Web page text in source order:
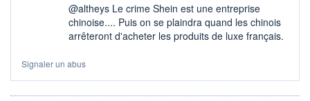
@altheys Le crime Shein est une entreprise
chinoise.... Puis on se plaindra quand les chinois
arrêteront d'acheter les produits de luxe français.
Signaler un abus